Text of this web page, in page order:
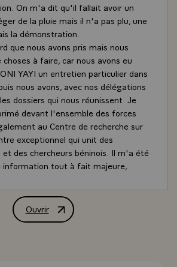
On m'a dit qu'il fallait avoir un
de la pluie mais il n'a pas plu, une
la démonstration.
que nous avons pris mais nous
choses à faire, car nous avons eu
YAYI un entretien particulier dans
nous avons, avec nos délégations
dossiers qui nous réunissent. Je
devant l'ensemble des forces
au Centre de recherche sur
exceptionnel qui unit des
et des chercheurs béninois. Il m'a été
information tout à fait majeure,
dans sa transmission aux
serait pour nos deux pays une
ce qu'on appelle la Blue Zone. Il
ce que l'on peut faire avec les
Ouvrir
Déclaration de M. François Hollande,